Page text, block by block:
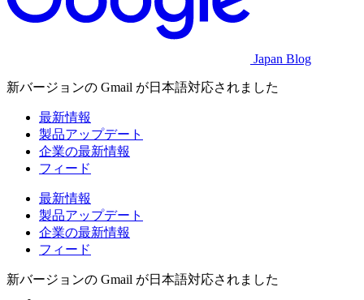
Japan Blog
新バージョンの Gmail が日本語対応されました
最新情報
製品アップデート
企業の最新情報
フィード
最新情報
製品アップデート
企業の最新情報
フィード
新バージョンの Gmail が日本語対応されました